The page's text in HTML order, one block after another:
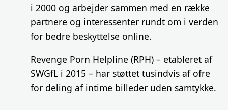
i 2000 og arbejder sammen med en række
partnere og interessenter rundt om i verden
for bedre beskyttelse online.
Revenge Porn Helpline (RPH) – etableret af
SWGfL i 2015 – har støttet tusindvis af ofre
for deling af intime billeder uden samtykke.